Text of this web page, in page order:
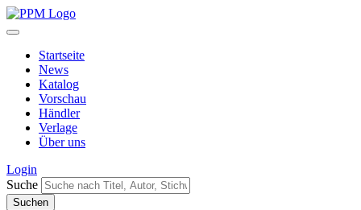
Startseite
News
Katalog
Vorschau
Händler
Verlage
Über uns
Login
Suche